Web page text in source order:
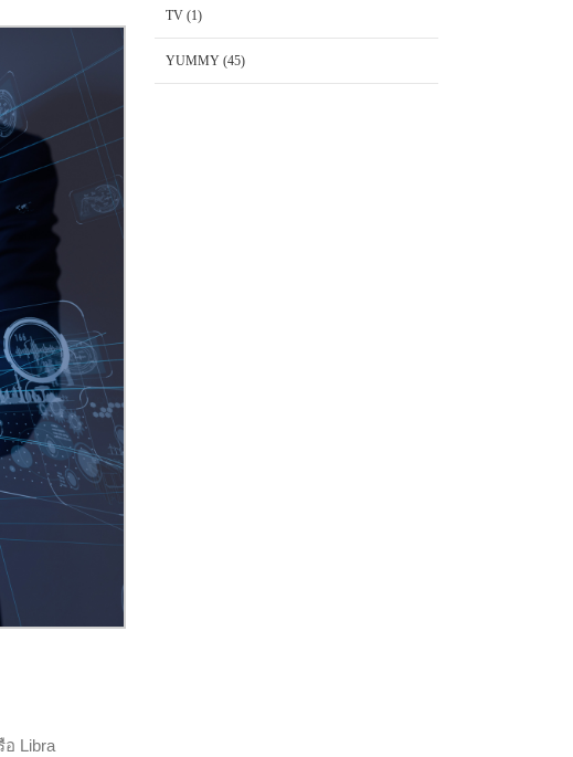
Libra
TV(1)
YUMMY(45)